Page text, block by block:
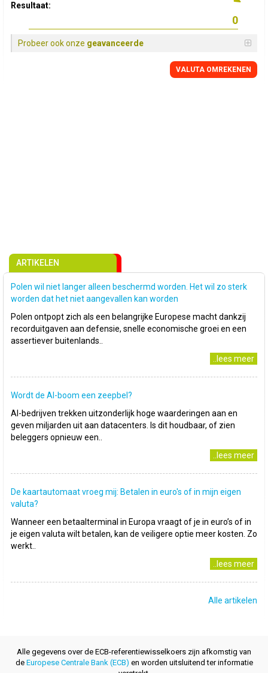
Resultaat:
Probeer ook onze geavanceerde
VALUTA OMREKENEN
ARTIKELEN
Polen wil niet langer alleen beschermd worden. Het wil zo sterk
worden dat het niet aangevallen kan worden
Polen ontpopt zich als een belangrijke Europese macht dankzij
recorduitgaven aan defensie, snelle economische groei en een
assertiever buitenlands..
..lees meer
Wordt de AI-boom een zeepbel?
AI-bedrijven trekken uitzonderlijk hoge waarderingen aan en
geven miljarden uit aan datacenters. Is dit houdbaar, of zien
beleggers opnieuw een..
..lees meer
De kaartautomaat vroeg mij: Betalen in euro's of in mijn eigen
valuta?
Wanneer een betaalterminal in Europa vraagt of je in euro’s of in
je eigen valuta wilt betalen, kan de veiligere optie meer kosten. Zo
werkt..
..lees meer
Alle artikelen
Alle gegevens over de ECB-referentiewisselkoers zijn afkomstig van
de Europese Centrale Bank (ECB) en worden uitsluitend ter informatie